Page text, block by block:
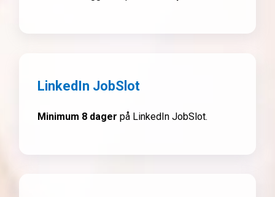
LinkedIn JobSlot
Minimum 8 dager på LinkedIn JobSlot.